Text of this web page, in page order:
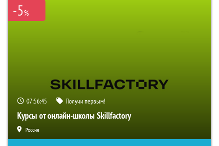
-5%
07:56:44 Получи первым!
Курсы от онлайн-школы Skillfactory
Россия